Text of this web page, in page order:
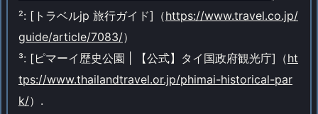
²: [トラベルjp 旅行ガイド]（https://www.travel.co.jp/
guide/article/7083/）
³: [ピマーイ歴史公園 | 【公式】タイ国政府観光庁]（ht
tps://www.thailandtravel.or.jp/phimai-historical-par
k/）.